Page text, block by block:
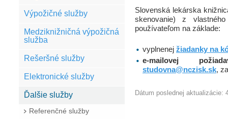
Výpožičné služby
Medziknižničná výpožičná
služba
Rešeršné služby
Elektronické služby
Ďalšie služby
Referenčné služby
Slovenská lekárska
skenovanie) z
používateľom na základe:
vyplnenej žiadanky na
e-mailovej
studovna@nczisk.sk,
Dátum poslednej aktualizácie: